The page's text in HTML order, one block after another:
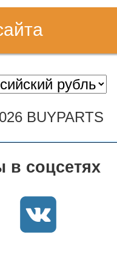
BUYPARTS
в соцсетях